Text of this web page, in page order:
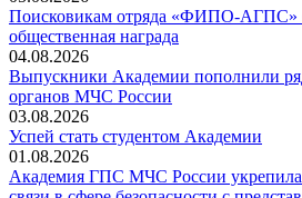
Поисковикам отряда «ФИПО-АГПС»
общественная награда
04.08.2026
Выпускники Академии пополнили
органов МЧС России
03.08.2026
Успей стать студентом Академии
01.08.2026
Академия ГПС МЧС России